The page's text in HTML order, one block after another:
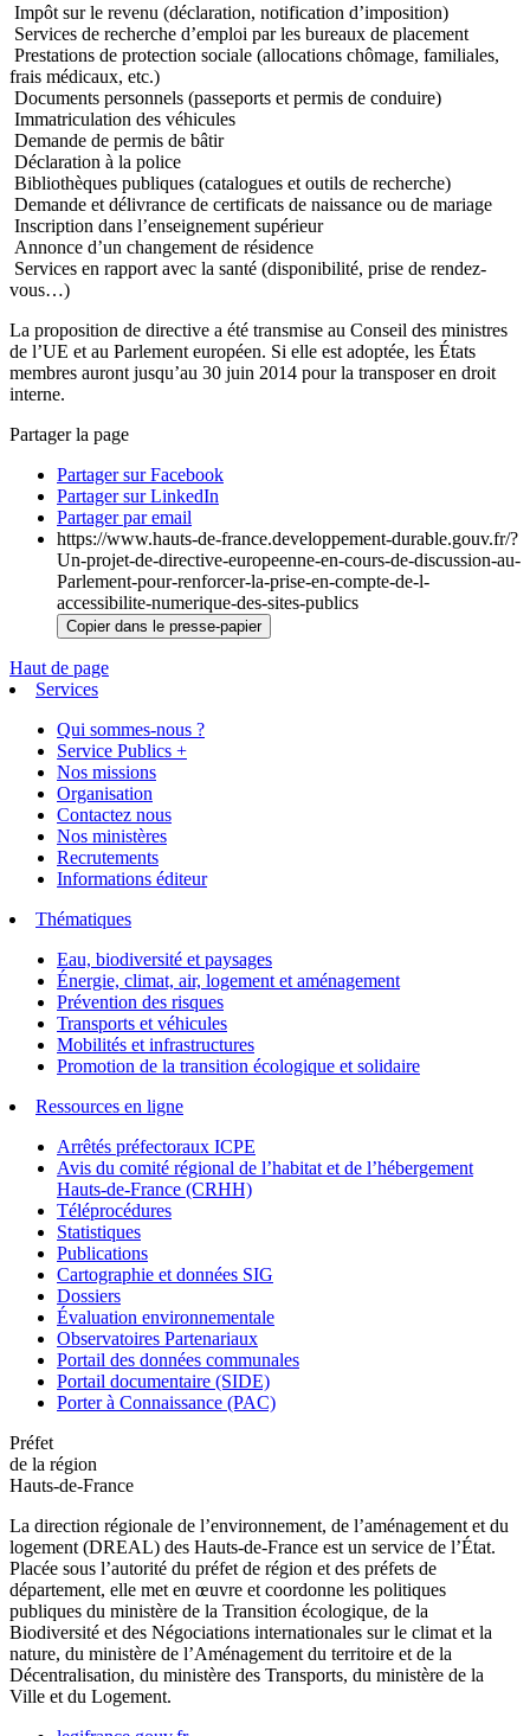
Impôt sur le revenu (déclaration, notification d’imposition)
Services de recherche d’emploi par les bureaux de placement
Prestations de protection sociale (allocations chômage, familiales,
frais médicaux, etc.)
Documents personnels (passeports et permis de conduire)
Immatriculation des véhicules
Demande de permis de bâtir
Déclaration à la police
Bibliothèques publiques (catalogues et outils de recherche)
Demande et délivrance de certificats de naissance ou de mariage
Inscription dans l’enseignement supérieur
Annonce d’un changement de résidence
Services en rapport avec la santé (disponibilité, prise de rendez-
vous…)
La proposition de directive a été transmise au Conseil des ministres
de l’UE et au Parlement européen. Si elle est adoptée, les États
membres auront jusqu’au 30 juin 2014 pour la transposer en droit
interne.
Partager la page
Partager sur Facebook
Partager sur LinkedIn
Partager par email
https://www.hauts-de-france.developpement-durable.gouv.fr/?
Un-projet-de-directive-europeenne-en-cours-de-discussion-au-
Parlement-pour-renforcer-la-prise-en-compte-de-l-
accessibilite-numerique-des-sites-publics
Copier dans le presse-papier
Haut de page
Services
Qui sommes-nous ?
Service Publics +
Nos missions
Organisation
Contactez nous
Nos ministères
Recrutements
Informations éditeur
Thématiques
Eau, biodiversité et paysages
Énergie, climat, air, logement et aménagement
Prévention des risques
Transports et véhicules
Mobilités et infrastructures
Promotion de la transition écologique et solidaire
Ressources en ligne
Arrêtés préfectoraux ICPE
Avis du comité régional de l’habitat et de l’hébergement
Hauts-de-France (CRHH)
Téléprocédures
Statistiques
Publications
Cartographie et données SIG
Dossiers
Évaluation environnementale
Observatoires Partenariaux
Portail des données communales
Portail documentaire (SIDE)
Porter à Connaissance (PAC)
Préfet
de la région
Hauts-de-France
La direction régionale de l’environnement, de l’aménagement et du
logement (DREAL) des Hauts-de-France est un service de l’État.
Placée sous l’autorité du préfet de région et des préfets de
département, elle met en œuvre et coordonne les politiques
publiques du ministère de la Transition écologique, de la
Biodiversité et des Négociations internationales sur le climat et la
nature, du ministère de l’Aménagement du territoire et de la
Décentralisation, du ministère des Transports, du ministère de la
Ville et du Logement.